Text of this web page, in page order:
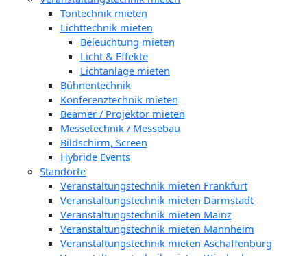
Tontechnik mieten
Lichttechnik mieten
Beleuchtung mieten
Licht & Effekte
Lichtanlage mieten
Bühnentechnik
Konferenztechnik mieten
Beamer / Projektor mieten
Messetechnik / Messebau
Bildschirm, Screen
Hybride Events
Standorte
Veranstaltungstechnik mieten Frankfurt
Veranstaltungstechnik mieten Darmstadt
Veranstaltungstechnik mieten Mainz
Veranstaltungstechnik mieten Mannheim
Veranstaltungstechnik mieten Aschaffenburg